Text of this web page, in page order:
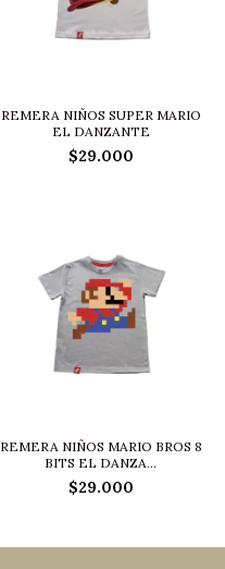
REMERA NIÑOS SUPER MARIO
EL DANZANTE
$29.000
REMERA NIÑOS MARIO BROS 8
BITS EL DANZA...
$29.000